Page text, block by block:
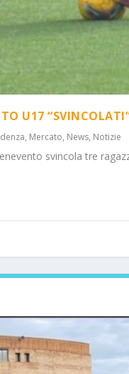
U17
, Mercato, News, Notizie
svincola tre